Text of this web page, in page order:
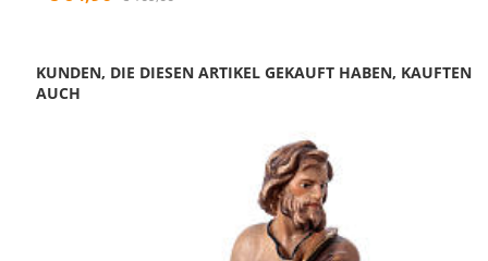
KUNDEN, DIE DIESEN ARTIKEL GEKAUFT HABEN, KAUFTEN
AUCH